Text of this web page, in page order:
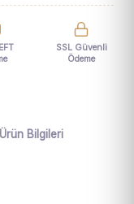
SSL Güvenli
Ödeme
Ürün Bilgileri